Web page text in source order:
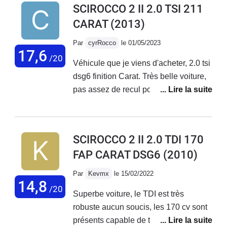
17,6 /20
SCIROCCO 2 II 2.0 TSI 211
CARAT(2013)
Par cyrRocco le 01/05/2023
Véhicule que je viens d'acheter, 2.0 tsi
dsg6 finition Carat. Très belle voiture,
pas assez de recul pour le moment, je
keyless qui fonctionnait quand il en
des contacts et remontage. Ça
fonctionne nickel maintenant. Je
sachant que je fais en moyenne 6k/an
14,8 /20
SCIROCCO 2 II 2.0 TDI 170
FAP CARAT DSG6 (2010)
Par Kevmx le 15/02/2022
Superbe voiture, le TDI est très
robuste aucun soucis, les 170 cv sont
présents capable de tenir des voitures